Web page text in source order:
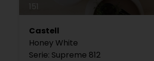
151
Castell
Honey White
Serie: Supreme 812